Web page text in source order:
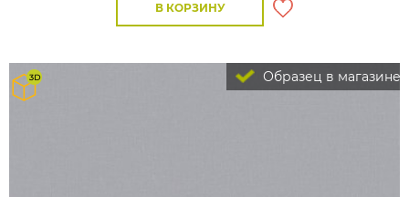
В КОРЗИНУ
Образец в магазине